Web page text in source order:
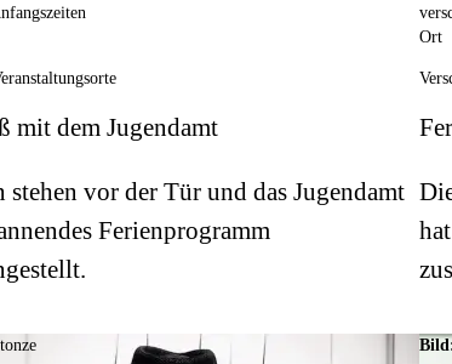
mit dem Jugendamt
stehen vor der Tür und das Jugendamt
Ferienprogramm
Ort